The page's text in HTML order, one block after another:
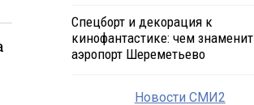
Спецборт и декорация к
кинофантастике: чем знаменит
аэропорт Шереметьево
Новости СМИ2